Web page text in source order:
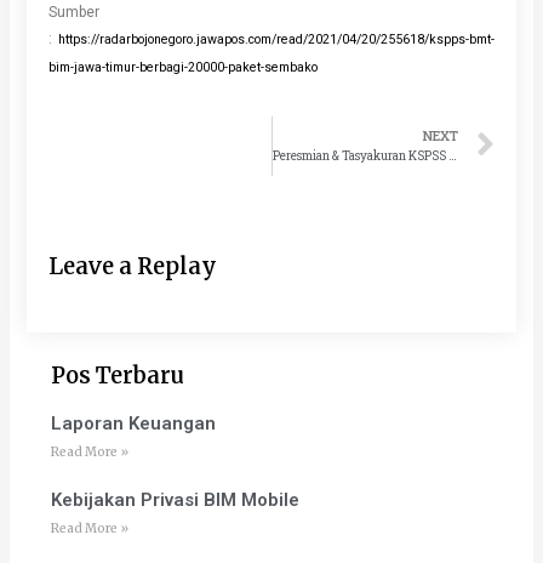
Sumber
: https://radarbojonegoro.jawapos.com/read/2021/04/20/255618/kspps-bmt-
bim-jawa-timur-berbagi-20000-paket-sembako
NEXT
Peresmian & Tasyakuran KSPSS BMT BIM Jawa Timur Cabang Palang
Leave a Replay
Pos Terbaru
Laporan Keuangan
Read More »
Kebijakan Privasi BIM Mobile
Read More »